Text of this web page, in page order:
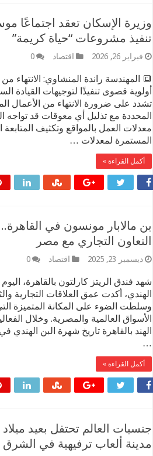
الإسكان تعقد اجتماعًا
مشروعات “حياة كريمة”
26, 2026 اقتصاد 0
راندة المنشاوي: الانتهاء من
قصوى تنفيذًا لتوجيهات القيادة
على ضرورة الانتهاء من الأعمال
مع تذليل أي معوقات قد تواجه
العمل بالمواقع وتكثيف المتابعة
لمعدلات …
القراءة »
مونسون في القاهرة..
التجاري مع مصر
23, 2025 اقتصاد 0
فندق الريتز كارلتون بالقاهرة، اليوم
أكدت عمق العلاقات التجارية
الضوء على المكانة المتميزة التي
العالمية والمصرية. وخلال
بالقاهرة تاريخ شهرة البن الهندي في
القراءة »
العالم تحتفل بعيد ميلاد
ألعاب ترفيهية في الشرق